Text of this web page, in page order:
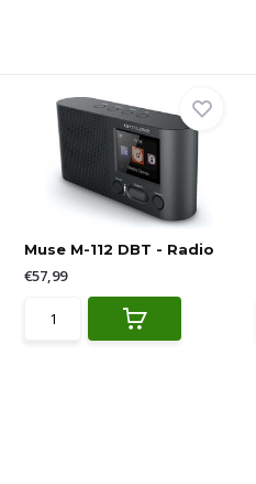
Muse M-112 DBT - Radio
€57,99